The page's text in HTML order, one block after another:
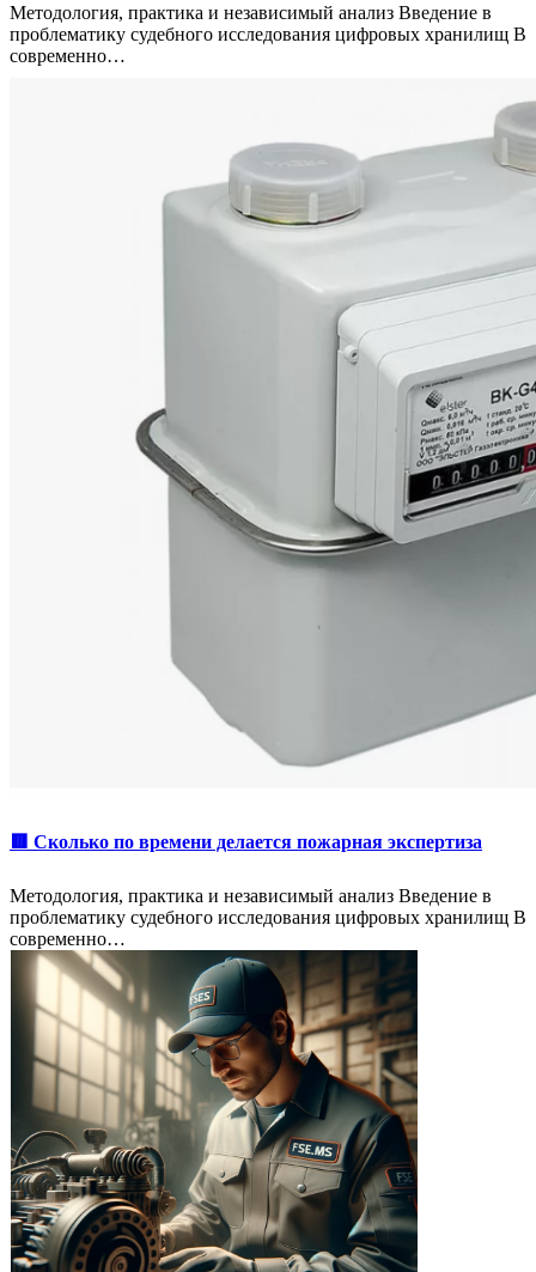
Методология, практика и независимый анализ Введение в
проблематику судебного исследования цифровых хранилищ В
современно…
🟥 Сколько по времени делается пожарная экспертиза
Методология, практика и независимый анализ Введение в
проблематику судебного исследования цифровых хранилищ В
современно…